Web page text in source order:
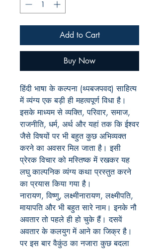
Add to Cart
Buy Now
हिंदी भाषा के कल्पना (थ्पबजपवद) साहित्य
में व्यंग्य एक बड़ी ही महत्वपूर्ण विधा है।
इसके माध्यम से व्यक्ति, परिवार, समाज,
राजनीति, धर्म, अर्थ और यहां तक कि ईश्वर
जैसे विषयों पर भी बहुत कुछ अभिव्यक्त
करने का अवसर मिल जाता है। इसी
प्रेरक विचार को मस्तिष्क में रखकर यह
लघु काल्पनिक व्यंग्य कथा प्रस्तुत करने
का प्रयास किया गया है।
नारायण, विष्णु, लक्ष्मीनारायण, लक्ष्मीपति,
मायापति और भी बहुत सारे नाम। इनके नौ
अवतार तो पहले ही हो चुके हैं। दसवें
अवतार के कलयुग में आने का जिक्र है।
पर इस बार वैकुंठ का नजारा कुछ बदला